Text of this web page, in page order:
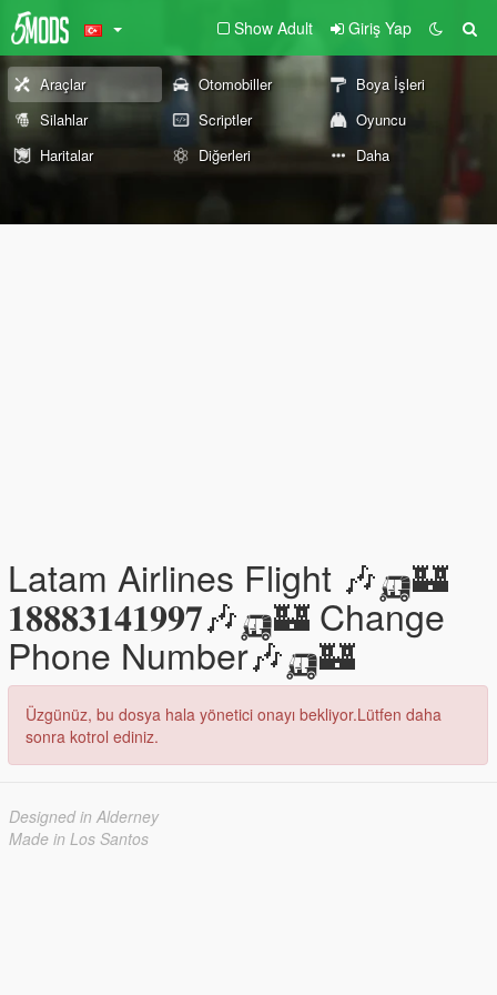
Show Adult Giriş Yap
Araçlar Otomobiller
Boya İşleri
Silahlar
Scriptler
Oyuncu
Haritalar
Diğerleri Daha
Latam Airlines Flight 🎶🛺🏰
𝟏𝟖𝟖𝟖𝟑𝟏𝟒𝟏𝟗𝟗𝟕🎶🛺🏰 Change
Phone Number🎶🛺🏰
Üzgünüz, bu dosya hala yönetici onayı bekliyor.Lütfen daha
sonra kotrol ediniz.
Designed in Alderney
Made in Los Santos